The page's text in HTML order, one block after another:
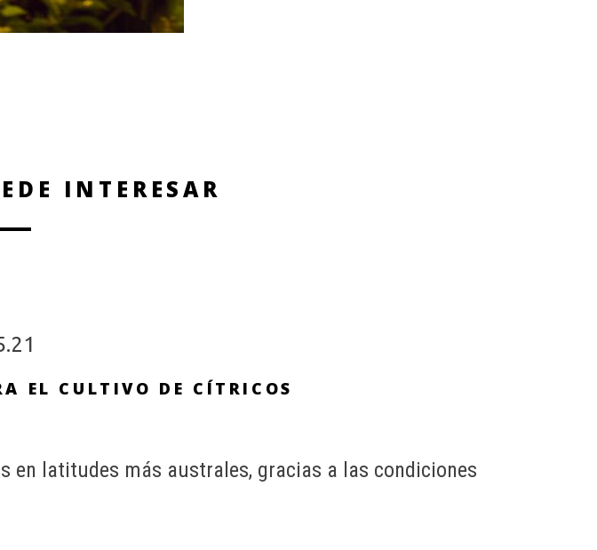
INTERESAR
EL CULTIVO DE CÍTRICOS
latitudes más australes, gracias a las condiciones